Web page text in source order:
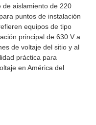
de aislamiento de 220
puntos de instalación
equipos de tipo
principal de 630 V a
de voltaje del sitio y al
práctica para
en América del